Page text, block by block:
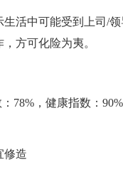
中可能受到上司/领
方可化险为夷。
，健康指数：
造